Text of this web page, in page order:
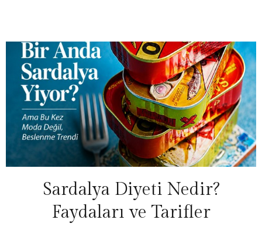
Sardalya Diyeti Nedir?
Faydaları ve Tarifler